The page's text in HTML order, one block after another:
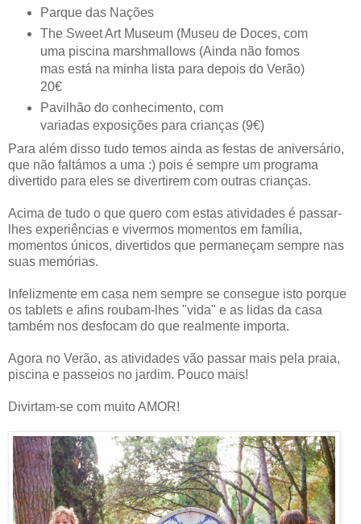
Parque das Nações
The Sweet Art Museum (Museu de Doces, com
uma piscina marshmallows (Ainda não fomos
mas está na minha lista para depois do Verão)
20€
Pavilhão do conhecimento, com
variadas exposições para crianças (9€)
Para além disso tudo temos ainda as festas de aniversário,
que não faltámos a uma :) pois é sempre um programa
divertido para eles se divertirem com outras crianças.
Acima de tudo o que quero com estas atividades é passar-
lhes experiências e vivermos momentos em família,
momentos únicos, divertidos que permaneçam sempre nas
suas memórias.
Infelizmente em casa nem sempre se consegue isto porque
os tablets e afins roubam-lhes "vida" e as lidas da casa
também nos desfocam do que realmente importa.
Agora no Verão, as atividades vão passar mais pela praia,
piscina e passeios no jardim. Pouco mais!
Divirtam-se com muito AMOR!